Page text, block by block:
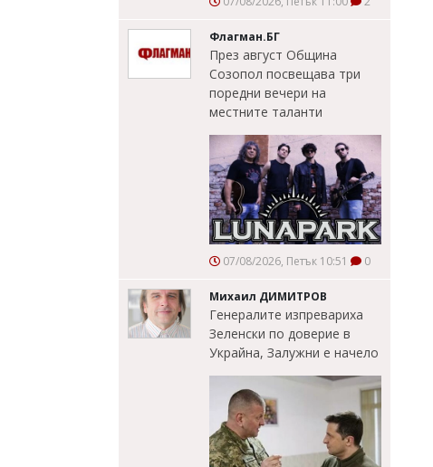
Флагман.БГ
През август Община
Созопол посвещава три
поредни вечери на
местните таланти
07/08/2026, Петък 10:51 0
Михаил ДИМИТРОВ
Генералите изпревариха
Зеленски по доверие в
Украйна, Залужни е начело